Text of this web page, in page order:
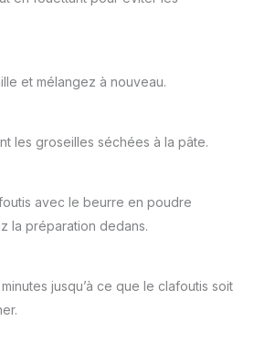
et mélangez à nouveau.
les groseilles séchées à la pâte.
avec le beurre en poudre
la préparation dedans.
jusqu’à ce que le clafoutis soit